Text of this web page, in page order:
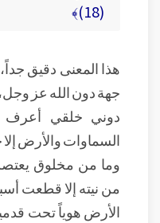
(18)﴾
هذا المعنى دقيق
جهة دون الله عز
دوني خلقي أعرف
السماوات والأرض
وما من مخلوق
من نيته إلا قطعت
الأرض هوياً تحت